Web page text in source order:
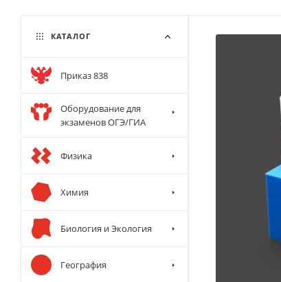
КАТАЛОГ
Приказ 838
Оборудование для
экзаменов ОГЭ/ГИА
Физика
Химия
Биология и Экология
География